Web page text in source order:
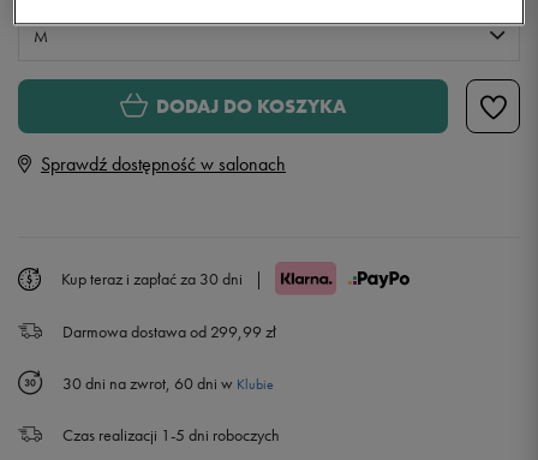
M
L Powiadom o dostępności
DODAJ DO KOSZYKA
Sprawdź dostępność w salonach
Kup teraz i zapłać za 30 dni |
Darmowa dostawa od 299,99 zł
30 dni na zwrot, 60 dni w Klubie
Czas realizacji 1-5 dni roboczych